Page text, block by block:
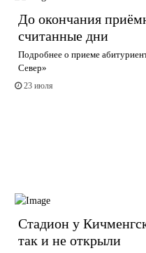
До окончания
считанные дни
Подробнее о приеме
Север»
23 июля
Стадион у
так и не открыли